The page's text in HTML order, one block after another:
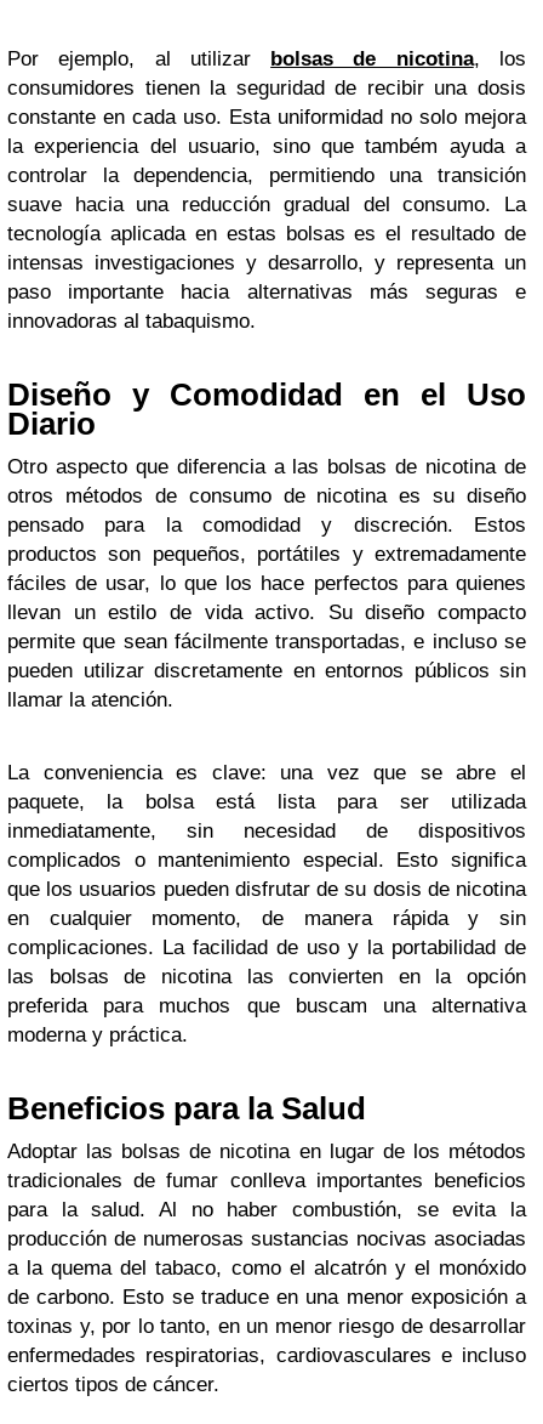
Por ejemplo, al utilizar bolsas de nicotina, los
consumidores tienen la seguridad de recibir una dosis
constante en cada uso. Esta uniformidad no solo mejora
la experiencia del usuario, sino que também ayuda a
controlar la dependencia, permitiendo una transición
suave hacia una reducción gradual del consumo. La
tecnología aplicada en estas bolsas es el resultado de
intensas investigaciones y desarrollo, y representa un
paso importante hacia alternativas más seguras e
innovadoras al tabaquismo.
Diseño y Comodidad en el Uso
Diario
Otro aspecto que diferencia a las bolsas de nicotina de
otros métodos de consumo de nicotina es su diseño
pensado para la comodidad y discreción. Estos
productos son pequeños, portátiles y extremadamente
fáciles de usar, lo que los hace perfectos para quienes
llevan un estilo de vida activo. Su diseño compacto
permite que sean fácilmente transportadas, e incluso se
pueden utilizar discretamente en entornos públicos sin
llamar la atención.
La conveniencia es clave: una vez que se abre el
paquete, la bolsa está lista para ser utilizada
inmediatamente, sin necesidad de dispositivos
complicados o mantenimiento especial. Esto significa
que los usuarios pueden disfrutar de su dosis de nicotina
en cualquier momento, de manera rápida y sin
complicaciones. La facilidad de uso y la portabilidad de
las bolsas de nicotina las convierten en la opción
preferida para muchos que buscam una alternativa
moderna y práctica.
Beneficios para la Salud
Adoptar las bolsas de nicotina en lugar de los métodos
tradicionales de fumar conlleva importantes beneficios
para la salud. Al no haber combustión, se evita la
producción de numerosas sustancias nocivas asociadas
a la quema del tabaco, como el alcatrón y el monóxido
de carbono. Esto se traduce en una menor exposición a
toxinas y, por lo tanto, en un menor riesgo de desarrollar
enfermedades respiratorias, cardiovasculares e incluso
ciertos tipos de cáncer.